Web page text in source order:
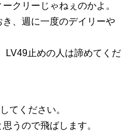
クリーじゃねぇのかよ。
、週に一度のデイリーや
LV49止めの人は諦めてくだ
てください。
うので飛ばします。